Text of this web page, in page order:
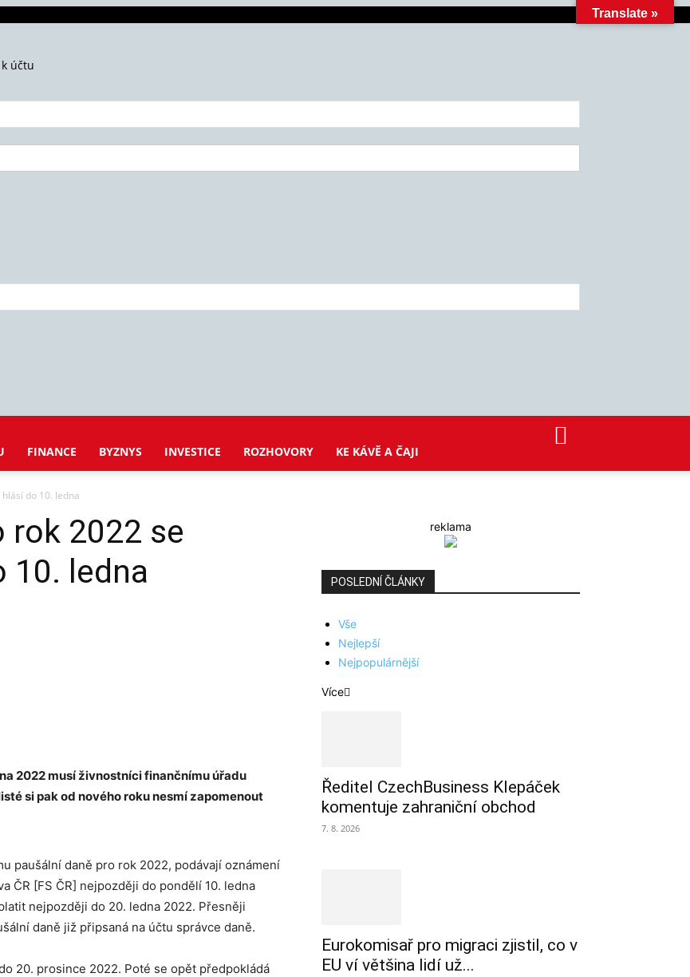
účtu
FINANCE BYZNYS INVESTICE ROZHOVORY KE KÁVĚ A ČAJI
do 10. ledna
rok 2022 se
10. ledna
2022 musí živnostníci finančnímu úřadu
si pak od nového roku nesmí zapomenout
paušální daně pro rok 2022, podávají oznámení
ČR [FS ČR] nejpozději do pondělí 10. ledna
nejpozději do 20. ledna 2022. Přesněji
daně již připsaná na účtu správce daně.
20. prosince 2022. Poté se opět předpokládá
reklama
POSLEDNÍ ČLÁNKY
Vše
Nejlepší
Nejpopulárnější
Více
Ředitel CzechBusiness Klepáček
komentuje zahraniční obchod
7. 8. 2026
Eurokomisař pro migraci zjistil, co v
EU ví většina lidí už...
Translate »